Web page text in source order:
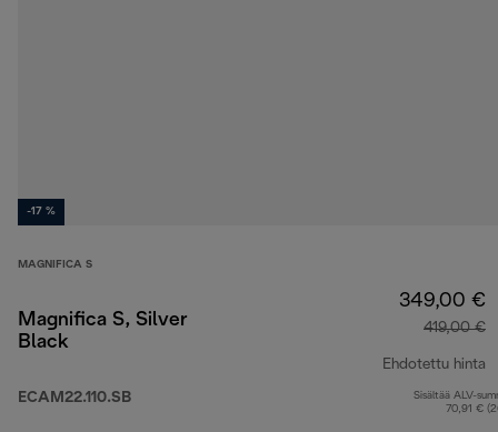
-17 %
MAGNIFICA S
Magnifica S, Silver
Black
ECAM22.110.SB
349,00 €
419,00 €
Ehdotettu hinta
Sisältää ALV-
70,91 €